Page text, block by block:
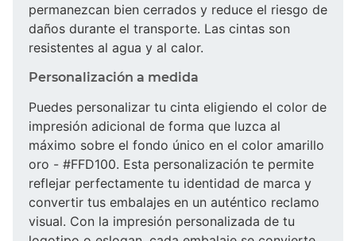
permanezcan bien cerrados y reduce el riesgo de
daños durante el transporte. Las cintas son
resistentes al agua y al calor.
Personalización a medida
Puedes personalizar tu cinta eligiendo el color de
impresión adicional de forma que luzca al
máximo sobre el fondo único en el color amarillo
oro - #FFD100. Esta personalización te permite
reflejar perfectamente tu identidad de marca y
convertir tus embalajes en un auténtico reclamo
visual. Con la impresión personalizada de tu